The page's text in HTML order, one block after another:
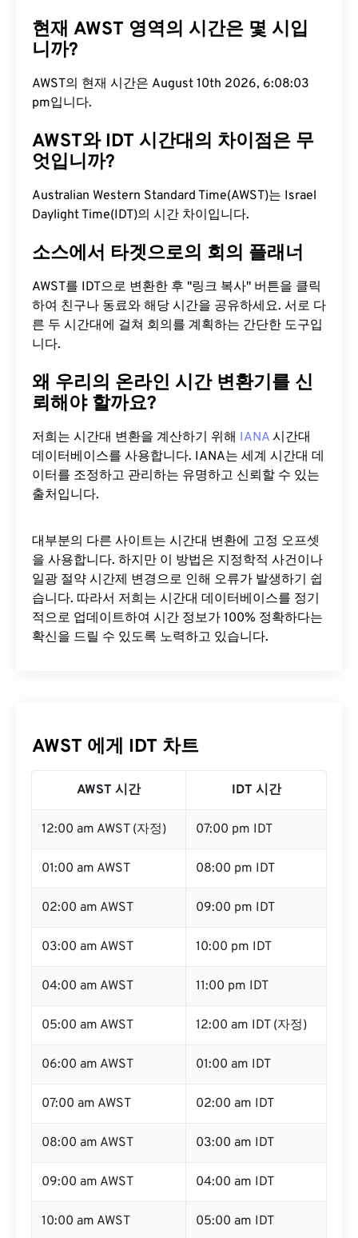
현재 AWST 영역의 시간은 몇 시입
니까?
AWST의 현재 시간은 August 10th 2026, 6:08:04
pm입니다.
AWST와 IDT 시간대의 차이점은 무
엇입니까?
Australian Western Standard Time(AWST)는 Israel
Daylight Time(IDT)의 시간 차이입니다.
소스에서 타겟으로의 회의 플래너
AWST를 IDT으로 변환한 후 "링크 복사" 버튼을 클릭
하여 친구나 동료와 해당 시간을 공유하세요. 서로 다
른 두 시간대에 걸쳐 회의를 계획하는 간단한 도구입
니다.
왜 우리의 온라인 시간 변환기를 신
뢰해야 할까요?
저희는 시간대 변환을 계산하기 위해 IANA 시간대
데이터베이스를 사용합니다. IANA는 세계 시간대 데
이터를 조정하고 관리하는 유명하고 신뢰할 수 있는
출처입니다.
대부분의 다른 사이트는 시간대 변환에 ​​고정 오프셋
을 사용합니다. 하지만 이 방법은 지정학적 사건이나
일광 절약 시간제 변경으로 인해 오류가 발생하기 쉽
습니다. 따라서 저희는 시간대 데이터베이스를 정기
적으로 업데이트하여 시간 정보가 100% 정확하다는
확신을 드릴 수 있도록 노력하고 있습니다.
AWST 에게 IDT 차트
AWST 시간 IDT 시간
12:00 am AWST (자정) 07:00 pm IDT
01:00 am AWST 08:00 pm IDT
02:00 am AWST 09:00 pm IDT
03:00 am AWST 10:00 pm IDT
04:00 am AWST 11:00 pm IDT
05:00 am AWST 12:00 am IDT (자정)
06:00 am AWST 01:00 am IDT
07:00 am AWST 02:00 am IDT
08:00 am AWST 03:00 am IDT
09:00 am AWST 04:00 am IDT
10:00 am AWST 05:00 am IDT